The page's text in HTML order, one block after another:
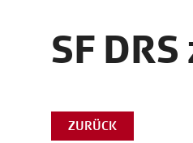
SF
ZURÜCK